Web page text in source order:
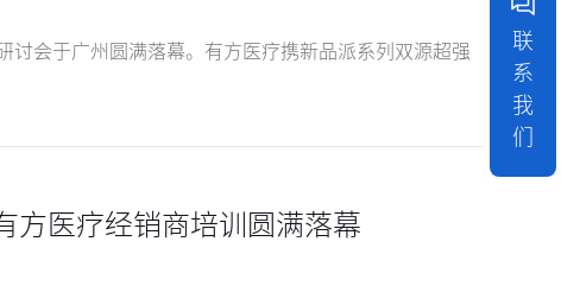
会于广州圆满落幕。有方医疗携新品派系列双源超强
医疗经销商培训圆满落幕
联
系
我
们